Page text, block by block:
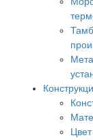
Цвет